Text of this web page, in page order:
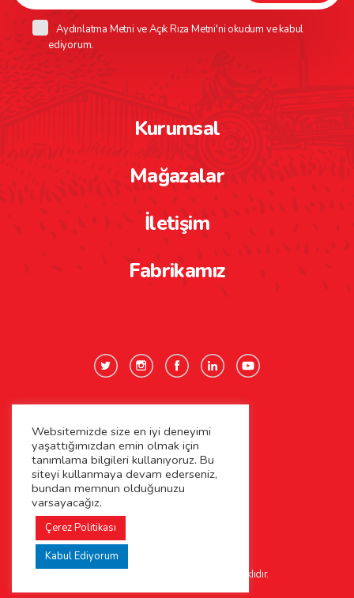
Aydınlatma Metni veAçık Rıza Metni'ni okudum ve kabul
ediyorum.
Kurumsal
Mağazalar
İletişim
Fabrikamız
©2026 Kaya Çiftliği. Tüm Hakları Saklıdır.
Gizlilik Politikası
Çerez Politikası
Websitemizde size en iyi deneyimi
yaşattığımızdan emin olmak için
tanımlama bilgileri kullanıyoruz. Bu
siteyi kullanmaya devam ederseniz,
bundan memnun olduğunuzu
varsayacağız.
Çerez Politikası
Kabul Ediyorum